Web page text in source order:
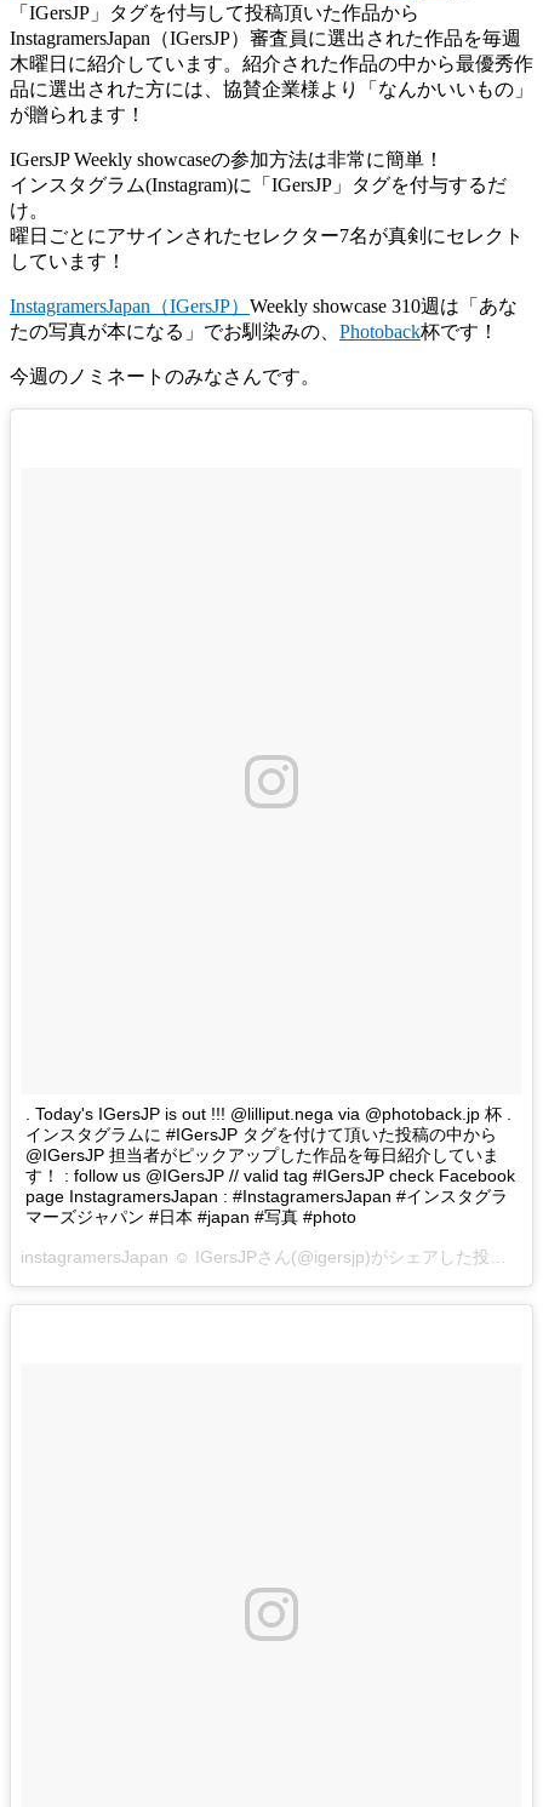
「IGersJP」タグを付与して投稿頂いた作品から
InstagramersJapan（IGersJP）審査員に選出された作品を毎週
木曜日に紹介しています。紹介された作品の中から最優秀作
品に選出された方には、協賛企業様より「なんかいいもの」
が贈られます！
IGersJP Weekly showcaseの参加方法は非常に簡単！
インスタグラム(Instagram)に「IGersJP」タグを付与するだ
け。
曜日ごとにアサインされたセレクター7名が真剣にセレクト
しています！
InstagramersJapan（IGersJP） Weekly showcase 310週は「あな
たの写真が本になる」でお馴染みの、 Photoback杯です！
今週のノミネートのみなさんです。
. Today's IGersJP is out !!! @lilliput.nega via @photoback.jp 杯 .
インスタグラムに #IGersJP タグを付けて頂いた投稿の中から
@IGersJP 担当者がピックアップした作品を毎日紹介していま
す！ : follow us @IGersJP // valid tag #IGersJP check Facebook
page InstagramersJapan : #InstagramersJapan #インスタグラ
マーズジャパン #日本 #japan #写真 #photo
instagramersJapan ☺︎ IGersJPさん(@igersjp)がシェアした投稿 –